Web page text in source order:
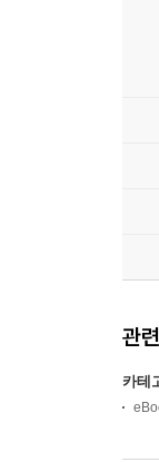
관
카테